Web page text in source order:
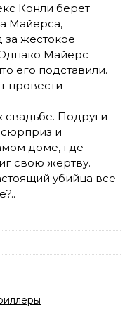
Конли берет
Майерса,
за жестокое
Майерс
его подставили.
провести
свадьбе. Подруги
сюрприз и
доме, где
свою жертву.
убийца все